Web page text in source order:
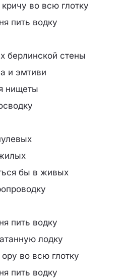
во всю глотку
пить водку
берлинской стены
и эмтиви
нищеты
бы в живых
пить водку
лодку
во всю глотку
пить водку